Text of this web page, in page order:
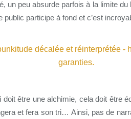
un peu absurde parfois à la limite
public participe à fond et c’est
doit être une alchimie, cela doit être
et fera son tri… Ainsi, pas de